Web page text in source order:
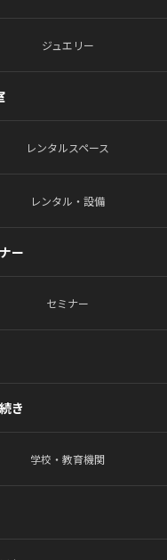
ジュエリー
レンタルスペース
レンタル・設備
ー
セミナー
き
学校・教育機関